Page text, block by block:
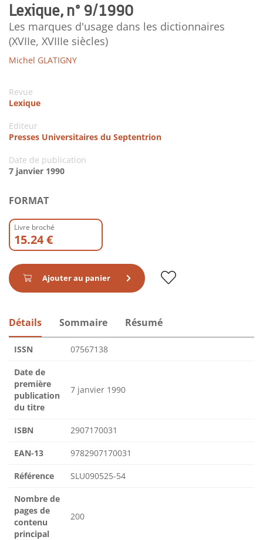
Lexique, n° 9/1990
Les marques d'usage dans les dictionnaires
(XVIIe, XVIIIe siècles)
Michel GLATIGNY
Revue
Lexique
Editeur
Presses Universitaires du Septentrion
Date de publication
7 janvier 1990
FORMAT
Livre broché
15.24 €
Ajouter au panier
Détails Sommaire Résumé
ISSN 07567138
Date de
première
publication
du titre
7 janvier 1990
ISBN 2907170031
EAN-13 9782907170031
Référence SLU090525-54
Nombre de
pages de
contenu
principal
200